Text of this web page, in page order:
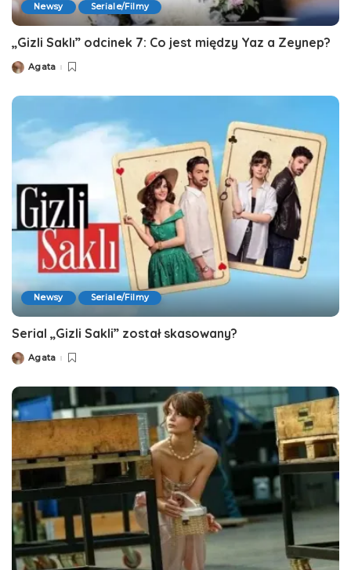
Newsy Seriale/Filmy
„Gizli Saklı” odcinek 7: Co jest między Yaz a Zeynep?
Posted
Agata
Newsy Seriale/Filmy
Serial „Gizli Sakli” został skasowany?
Posted
Agata